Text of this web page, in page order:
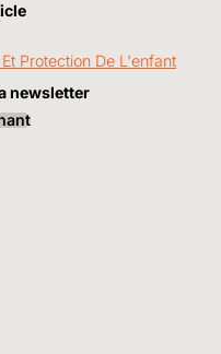
Protection De L'enfant
newsletter